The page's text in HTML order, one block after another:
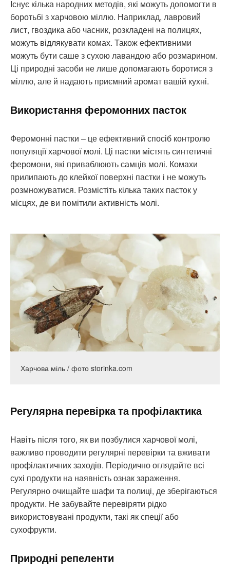
Існує кілька народних методів, які можуть допомогти в
боротьбі з харчовою міллю. Наприклад, лавровий
лист, гвоздика або часник, розкладені на полицях,
можуть відлякувати комах. Також ефективними
можуть бути саше з сухою лавандою або розмарином.
Ці природні засоби не лише допомагають боротися з
міллю, але й надають приємний аромат вашій кухні.
Використання феромонних пасток
Феромонні пастки – це ефективний спосіб контролю
популяції харчової молі. Ці пастки містять синтетичні
феромони, які приваблюють самців молі. Комахи
прилипають до клейкої поверхні пастки і не можуть
розмножуватися. Розмістіть кілька таких пасток у
місцях, де ви помітили активність молі.
Харчова міль / фото storinka.com
Регулярна перевірка та профілактика
Навіть після того, як ви позбулися харчової молі,
важливо проводити регулярні перевірки та вживати
профілактичних заходів. Періодично оглядайте всі
сухі продукти на наявність ознак зараження.
Регулярно очищайте шафи та полиці, де зберігаються
продукти. Не забувайте перевіряти рідко
використовувані продукти, такі як спеції або
сухофрукти.
Природні репеленти